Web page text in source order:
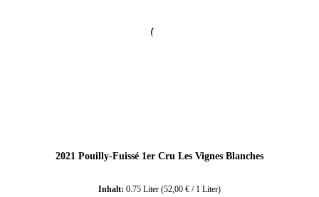
2021 Pouilly-Fuissé 1er Cru Les Vignes Blanches
Inhalt: 0.75 Liter (52,00 € / 1 Liter)